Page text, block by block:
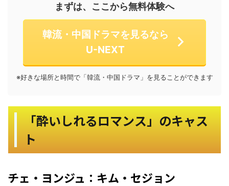
まずは、ここから無料体験へ
韓流・中国ドラマを見るなら
U-NEXT
※好きな場所と時間で「韓流・中国ドラマ」を見ることができます
「酔いしれるロマンス」のキャス
ト
チェ・ヨンジュ：キム・セジョン